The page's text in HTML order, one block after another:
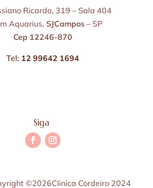
Ricardo, 319 – Sala 404
Aquarius, SJCampos – SP
Cep 12246-870
Tel: 12 99642 1694
Siga
©2026Clinica Cordeiro 2024